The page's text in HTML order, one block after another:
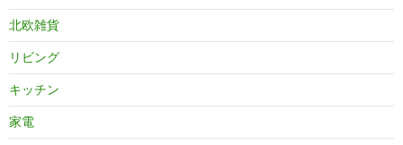
北欧雑貨
リビング
キッチン
家電